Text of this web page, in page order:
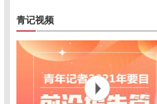
青记视频